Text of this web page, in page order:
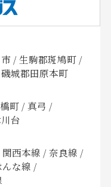
/ 生駒郡斑鳩町 /
磯城郡田原本町
町 / 真弓 /
台
関西本線 / 奈良線 /
な線 /